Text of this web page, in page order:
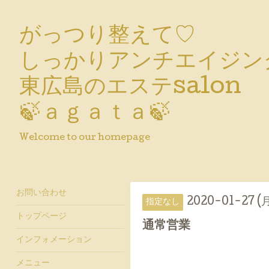
がっつり整えて♡
しっかりアンチエイジン
東広島のエステsalon
🍃ａｇａｔａ🍃
Welcome to our homepage
指定なし 2020-01-27 (
通常営業
お問い合わせ
トップページ
インフォメーション
メニュー